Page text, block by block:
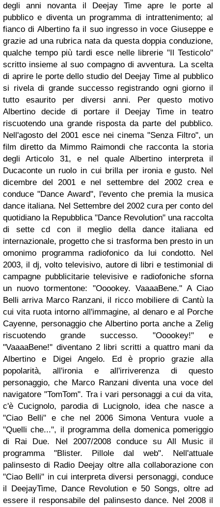
degli anni novanta il Deejay Time apre le porte al
pubblico e diventa un programma di intrattenimento; al
fianco di Albertino fa il suo ingresso in voce Giuseppe e
grazie ad una rubrica nata da questa doppia conduzione,
qualche tempo più tardi esce nelle librerie "Il Testicolo"
scritto insieme al suo compagno di avventura. La scelta
di aprire le porte dello studio del Deejay Time al pubblico
si rivela di grande successo registrando ogni giorno il
tutto esaurito per diversi anni. Per questo motivo
Albertino decide di portare il Deejay Time in teatro
riscuotendo una grande risposta da parte del pubblico.
Nell'agosto del 2001 esce nei cinema "Senza Filtro", un
film diretto da Mimmo Raimondi che racconta la storia
degli Articolo 31, e nel quale Albertino interpreta il
Ducaconte un ruolo in cui brilla per ironia e gusto. Nel
dicembre del 2001 e nel settembre del 2002 crea e
conduce "Dance Award", l'evento che premia la musica
dance italiana. Nel Settembre del 2002 cura per conto del
quotidiano la Repubblica "Dance Revolution" una raccolta
di sette cd con il meglio della dance italiana ed
internazionale, progetto che si trasforma ben presto in un
omonimo programma radiofonico da lui condotto. Nel
2003, il dj, volto televisivo, autore di libri e testimonial di
campagne pubblicitarie televisive e radiofoniche sforna
un nuovo tormentone: "Ooookey. VaaaaBene." A Ciao
Belli arriva Marco Ranzani, il ricco mobiliere di Cantù la
cui vita ruota intorno all'immagine, al denaro e al Porche
Cayenne, personaggio che Albertino porta anche a Zelig
riscuotendo grande successo. "Ooookey!" e
"VaaaaBene!" diventano 2 libri scritti a quattro mani da
Albertino e Digei Angelo. Ed è proprio grazie alla
popolarità, all'ironia e all'irriverenza di questo
personaggio, che Marco Ranzani diventa una voce del
navigatore "TomTom". Tra i vari personaggi a cui da vita,
c'è Cucignolo, parodia di Lucignolo, idea che nasce a
"Ciao Belli" e che nel 2006 Simona Ventura vuole a
"Quelli che...", il programma della domenica pomeriggio
di Rai Due. Nel 2007/2008 conduce su All Music il
programma "Blister. Pillole dal web". Nell'attuale
palinsesto di Radio Deejay oltre alla collaborazione con
"Ciao Belli" in cui interpreta diversi personaggi, conduce
il DeejayTime, Dance Revolution e 50 Songs, oltre ad
essere il responsabile del palinsesto dance. Nel 2008 il